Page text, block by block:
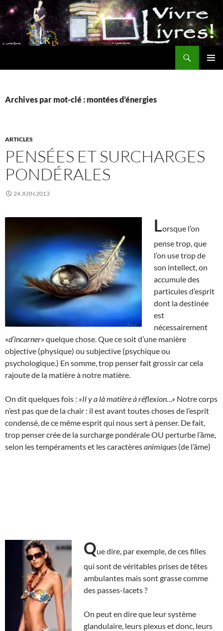
Aller
au
contenu
Archives par mot-clé : montées d’énergies
ARTICLES
PENSÉES ET SURCHARGES
PONDÉRALES
24 JUIN 2013
Lorsque l’on
pense trop, que
l’on use trop de
son intellect, on
accumule des
particules d’esprit
dont la destinée
est
nécessairement
«d’incarner» quelque chose. Que ce soit d’une manière
objective (physique) ou subjective (psychique ou
psychologique.) En somme, trop penser fait grossir car cela
rajoute de la matière à notre matière.
On dit quelques fois : «Il y a là matière à réflexion…» Notre corps
n’est pas que de la chair : il est avant toutes choses de l’esprit
condensé, de ce même esprit qui nous sert à penser. De fait,
trop penser crée de la surcharge pondérale OU perturbe l’âme,
selon les tempéraments et les caractèresanimiques (de l’âme)
Que dire, par exemple, de ces filles
qui sont de véritables prises de têtes
ambulantes mais sont grasse comme
des passes-lacets ?
On peut en dire que leur système
glandulaire, leurs plexus et donc, leurs